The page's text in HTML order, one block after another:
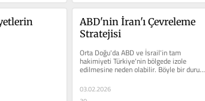
ABD'nin İran'ı Çevreleme
Stratejisi
Orta Doğu'da ABD ve İsrail'in tam
hakimiyeti Türkiye'nin bölgede izole
edilmesine neden olabilir. Böyle bir durum,
03.02.2026